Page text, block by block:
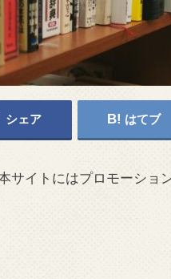
シェア はてブ
サイトにはプロモーショ